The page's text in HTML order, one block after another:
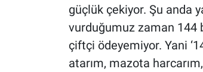
güçlük çekiyor. Şu anda
vurduğumuz zaman 144
çiftçi ödeyemiyor. Yani
atarım, mazota